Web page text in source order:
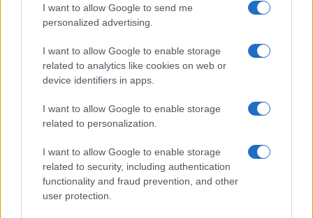
I want to allow Google to send me
personalized advertising.
I want to allow Google to enable storage
related to analytics like cookies on web or
device identifiers in apps.
I want to allow Google to enable storage
related to personalization.
I want to allow Google to enable storage
related to security, including authentication
functionality and fraud prevention, and other
user protection.
ΣΑΝ ΣΗΜΕΡΑ – 7 Αυγούστου 2008: Ο
σύγκρουση των 10 ημερών